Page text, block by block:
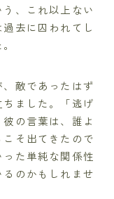
、これ以上ない
去に囚われてし
敵であったはず
ました。「逃げ
の言葉は、誰よ
そ出てきたので
た単純な関係性
のかもしれませ